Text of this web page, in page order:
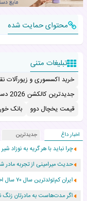
محتوای حمایت شده
تبلیغات متنی
خرید اکسسوری و زیورآلات
جدیدترین کالکشن 2026 دستبند نقره پاندورا
قیمت یخچال دوو
بانک
اخبار داغ جدیدترین
چرا نباید با هر گریه به نوزاد
حدیث میرامینی از تجربه
ایران کم‌تولدترین سال ۷۰ سال اخیر را پشت سر گذاشت!
اگر مدت‌هاست به مادرتان زنگ